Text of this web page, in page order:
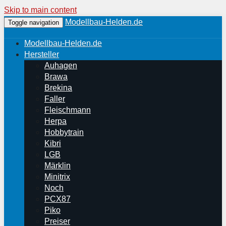
Skip to main content
Toggle navigation Modellbau-Helden.de
Modellbau-Helden.de
Hersteller
Auhagen
Brawa
Brekina
Faller
Fleischmann
Herpa
Hobbytrain
Kibri
LGB
Märklin
Minitrix
Noch
PCX87
Piko
Preiser